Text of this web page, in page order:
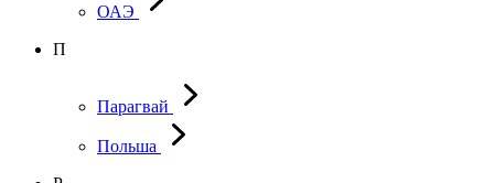
ОАЭ
П
Парагвай
Польша